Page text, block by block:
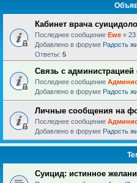
Кабинет врача
Последнее сообщение Ewe «
Добавлено в форуме Радость
Ответы: 5
Связь с
Последнее сообщение
Добавлено в форуме Радость
Личные сообщения на
Последнее сообщение
Добавлено в форуме Радость
Суицид: истинное